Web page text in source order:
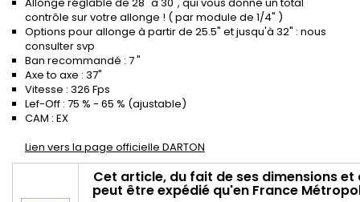
contrôle sur votre allonge ! ( par module de 1/4" )
Options pour allonge à partir de 25.5" et jusqu'à 32" : nous
consulter svp
Ban recommandé : 7 "
Axe to axe : 37"
Vitesse : 326 Fps
Lef-Off : 75 % - 65 % (ajustable)
CAM : EX
Lien vers la page officielle DARTON
Cet article, du fait de ses dimensions
peut être expédié qu'en France